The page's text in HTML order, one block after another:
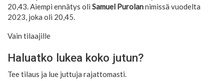
20,43. Aiempi ennätys oli Samuel Purolannimissä vuodelta
2023, joka oli 20,45.
Vain tilaajille
Haluatko lukea koko jutun?
Tee tilaus ja lue juttuja rajattomasti.